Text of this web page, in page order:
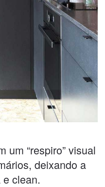
um “respiro” visual
deixando a
clean.